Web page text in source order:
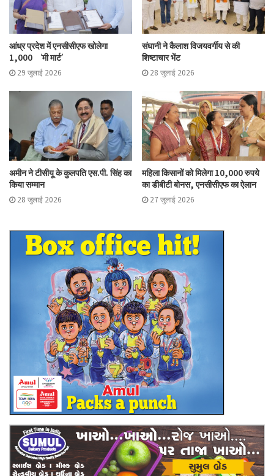
आंध्र प्रदेश में एनसीसीएफ खोलेगा
1,000 ‘मी मार्ट’
29 जुलाई 2026
संघानी ने कैलाश विजयवर्गीय से की
शिष्टाचार भेंट
28 जुलाई 2026
अमीन ने टीसीयू के कुलपति एस.पी. सिंह का
किया सम्मान
28 जुलाई 2026
महिला किसानों को मिलेगा 10,000 रुपये
का डीबीटी बोनस, एनसीसीएफ का ऐलान
27 जुलाई 2026